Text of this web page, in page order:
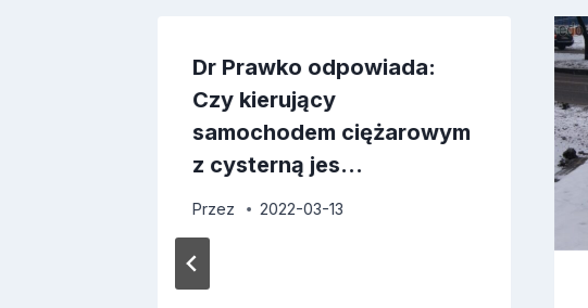
Dr Prawko odpowiada:
Czy kierujący
samochodem ciężarowym
z cysterną jes…
Przez 2022-03-13